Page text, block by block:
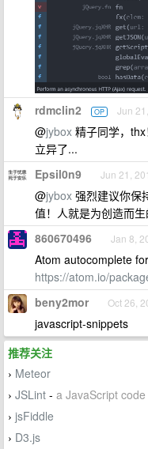
rdmclin2 OP Jun
@jybox 精子同学，
立异了...
Epsil0n9 Jun 21,
@jybox 强烈建议你保
值！人就是为创造而生
860670496 Jan 8,
Atom autocomplete
https://atom.io/
beny2mor Oct 26,
javascript-snippets
推荐关注
› Meteor
› JSLint - a JavaScript
› jsFiddle
› D3.js